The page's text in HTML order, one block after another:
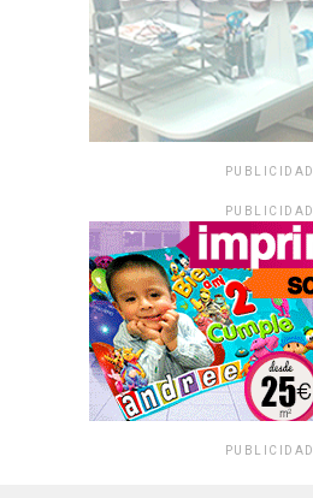
PUBLICIDAD
PUBLICIDAD
PUBLICIDAD